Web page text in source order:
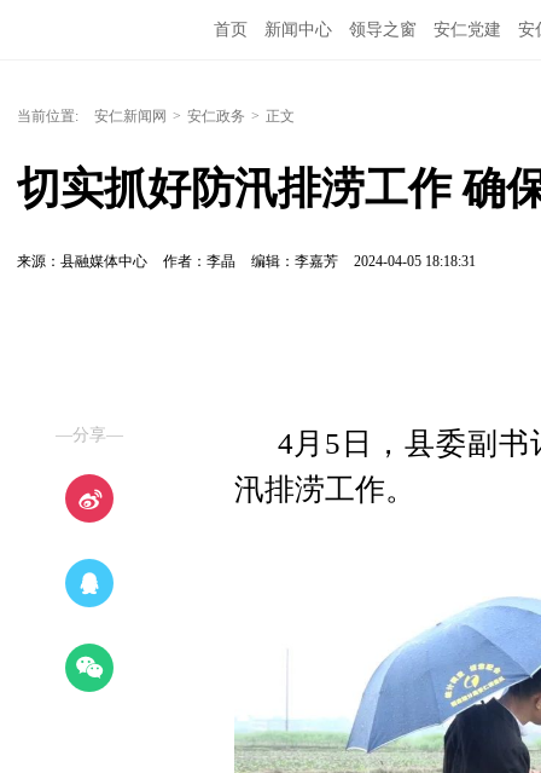
首页 新闻中心 领导之窗 安仁党建 安
当前位置: 安仁新闻网 > 安仁政务 > 正文
切实抓好防汛排涝工作 确
来源：县融媒体中心 作者：李晶 编辑：李嘉芳 2024-04-05 18:18:31
—分享—
4月5日，县委副
汛排涝工作。